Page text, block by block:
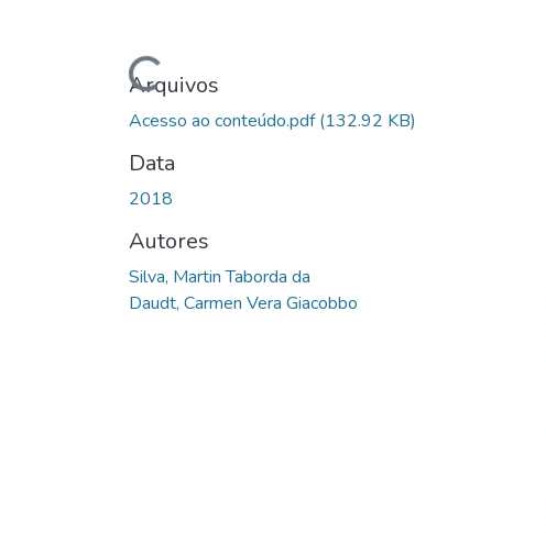
Carregando...
Arquivos
Acesso ao conteúdo.pdf(132.92 KB)
Data
2018
Autores
Silva, Martin Taborda da
Daudt, Carmen Vera Giacobbo